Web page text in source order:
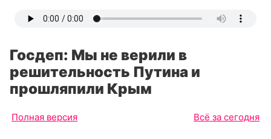
Госдеп: Мы не верили в
решительность Путина и
прошляпили Крым
Полная версия Всё за сегодня